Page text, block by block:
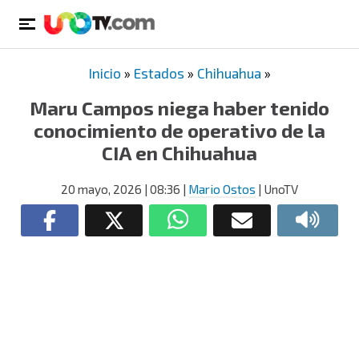
Inicio » Estados » Chihuahua »
Maru Campos niega haber tenido
conocimiento de operativo de la
CIA en Chihuahua
20 mayo, 2026 | 08:36 | Mario Ostos | UnoTV